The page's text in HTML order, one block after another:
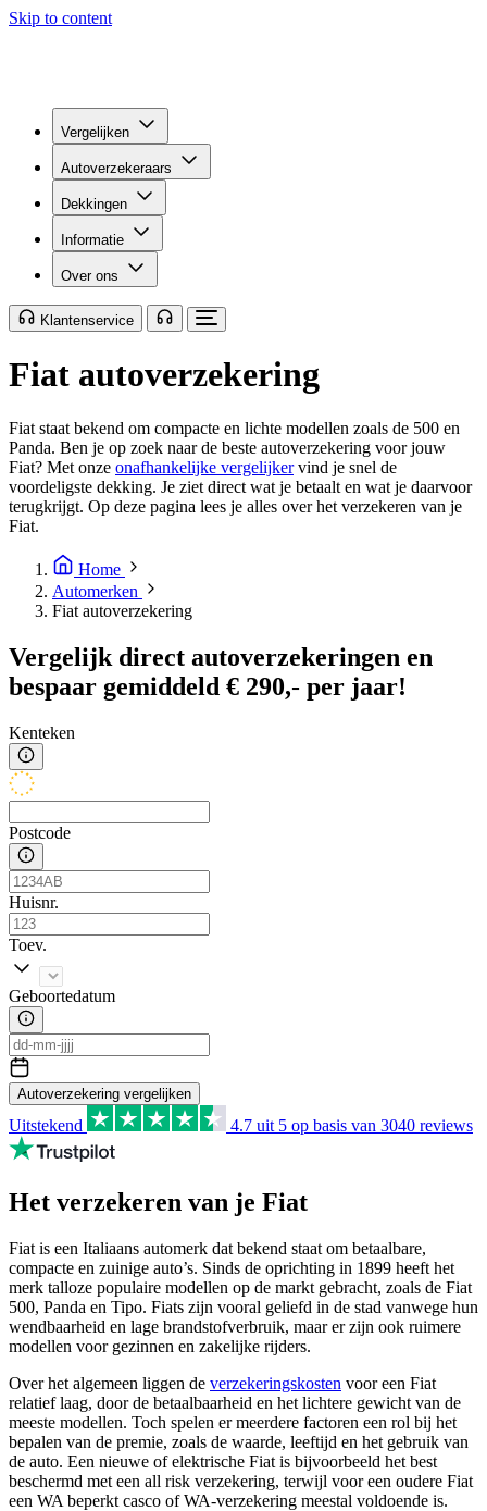
Skip to content
Vergelijken
Autoverzekeraars
Dekkingen
Informatie
Over ons
Klantenservice
Fiat autoverzekering
Fiat staat bekend om compacte en lichte modellen zoals de 500 en
Panda. Ben je op zoek naar de beste autoverzekering voor jouw
Fiat? Met onze onafhankelijke vergelijkervind je snel de
voordeligste dekking. Je ziet direct wat je betaalt en wat je daarvoor
terugkrijgt. Op deze pagina lees je alles over het verzekeren van je
Fiat.
Home
Automerken
Fiat autoverzekering
Vergelijk direct autoverzekeringen en
bespaar gemiddeld € 290,- per jaar!
Kenteken
Postcode
Huisnr.
Toev.
Geboortedatum
Autoverzekering vergelijken
Uitstekend 4.7 uit 5 op basis van 3040 reviews
Het verzekeren van je Fiat
Fiat is een Italiaans automerk dat bekend staat om betaalbare,
compacte en zuinige auto’s. Sinds de oprichting in 1899 heeft het
merk talloze populaire modellen op de markt gebracht, zoals de Fiat
500, Panda en Tipo. Fiats zijn vooral geliefd in de stad vanwege hun
wendbaarheid en lage brandstofverbruik, maar er zijn ook ruimere
modellen voor gezinnen en zakelijke rijders.
Over het algemeen liggen de verzekeringskosten voor een Fiat
relatief laag, door de betaalbaarheid en het lichtere gewicht van de
meeste modellen. Toch spelen er meerdere factoren een rol bij het
bepalen van de premie, zoals de waarde, leeftijd en het gebruik van
de auto. Een nieuwe of elektrische Fiat is bijvoorbeeld het best
beschermd met een all risk verzekering, terwijl voor een oudere Fiat
een WA beperkt casco of WA-verzekering meestal voldoende is.